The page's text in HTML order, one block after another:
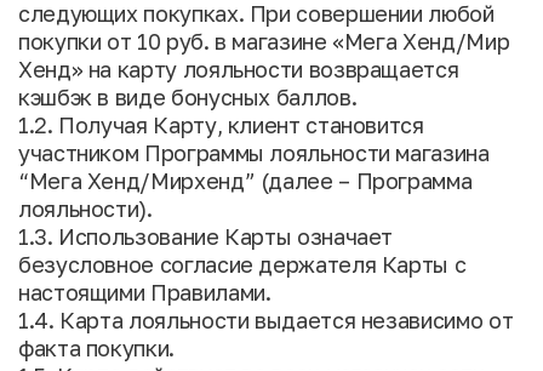
следующих покупках. При совершении любой
покупки от 10 руб. в магазине «Мега Хенд/Мир
Хенд» на карту лояльности возвращается
кэшбэк в виде бонусных баллов.
1.2. Получая Карту, клиент становится
участником Программы лояльности магазина
“Мега Хенд/Мирхенд” (далее – Программа
лояльности).
1.3. Использование Карты означает
безусловное согласие держателя Карты с
настоящими Правилами.
1.4. Карта лояльности выдается независимо от
факта покупки.